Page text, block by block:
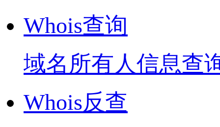
Whois查询
域名所有人信息查
Whois反查